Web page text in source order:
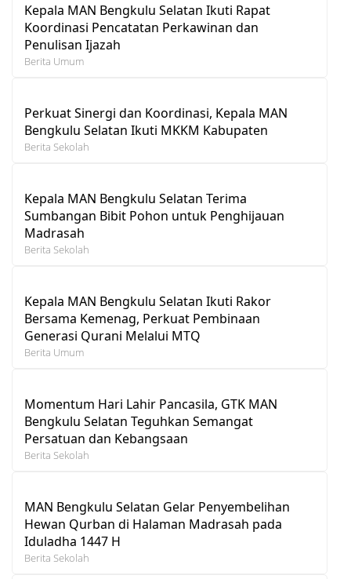
Kepala MAN Bengkulu Selatan Ikuti Rapat
Koordinasi Pencatatan Perkawinan dan
Penulisan Ijazah
Berita Umum
Perkuat Sinergi dan Koordinasi, Kepala MAN
Bengkulu Selatan Ikuti MKKM Kabupaten
Berita Sekolah
Kepala MAN Bengkulu Selatan Terima
Sumbangan Bibit Pohon untuk Penghijauan
Madrasah
Berita Sekolah
Kepala MAN Bengkulu Selatan Ikuti Rakor
Bersama Kemenag, Perkuat Pembinaan
Generasi Qurani Melalui MTQ
Berita Umum
Momentum Hari Lahir Pancasila, GTK MAN
Bengkulu Selatan Teguhkan Semangat
Persatuan dan Kebangsaan
Berita Sekolah
MAN Bengkulu Selatan Gelar Penyembelihan
Hewan Qurban di Halaman Madrasah pada
Iduladha 1447 H
Berita Sekolah